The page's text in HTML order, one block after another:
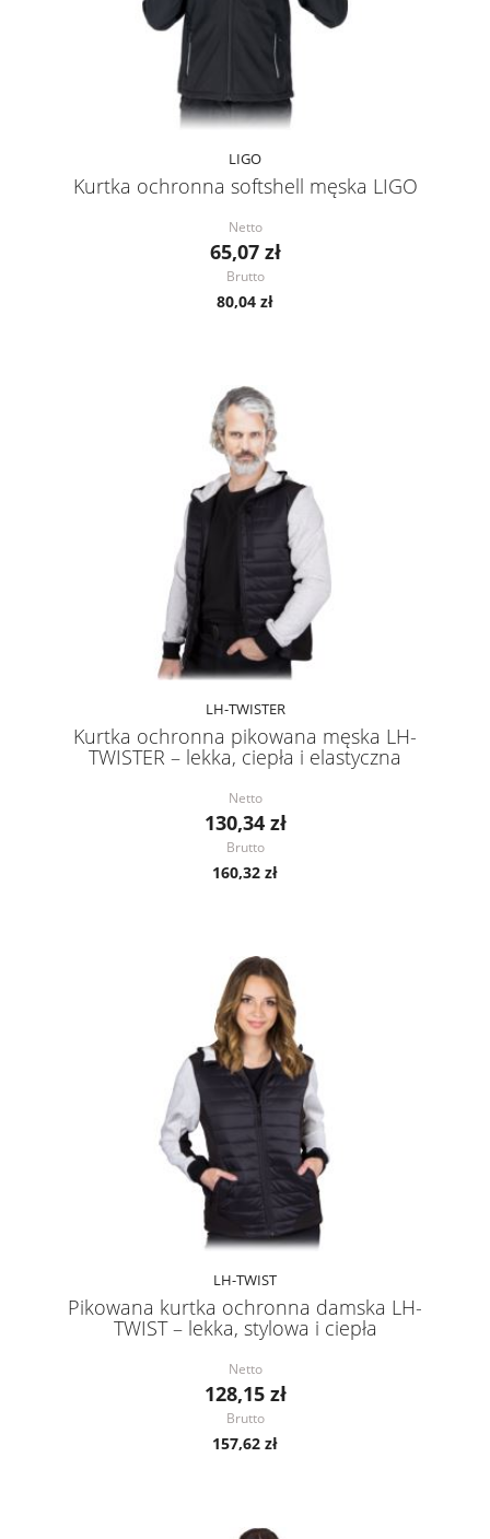
LIGO
Kurtka ochronna softshell męska LIGO
Netto
65,07 zł
Brutto
80,04 zł
LH-TWISTER
Kurtka ochronna pikowana męska LH-
TWISTER – lekka, ciepła i elastyczna
Netto
130,34 zł
Brutto
160,32 zł
LH-TWIST
Pikowana kurtka ochronna damska LH-
TWIST – lekka, stylowa i ciepła
Netto
128,15 zł
Brutto
157,62 zł